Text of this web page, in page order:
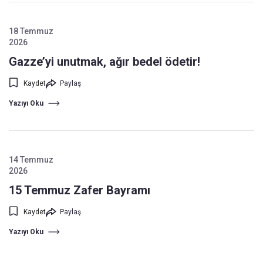
18 Temmuz
2026
Gazze’yi unutmak, ağır bedel ödetir!
Kaydet Paylaş
Yazıyı Oku
14 Temmuz
2026
15 Temmuz Zafer Bayramı
Kaydet Paylaş
Yazıyı Oku